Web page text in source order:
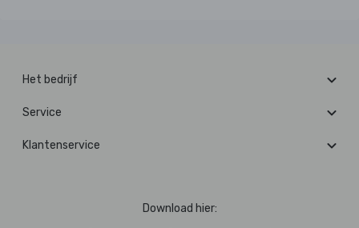
Het bedrijf
Service
Klantenservice
Download hier: